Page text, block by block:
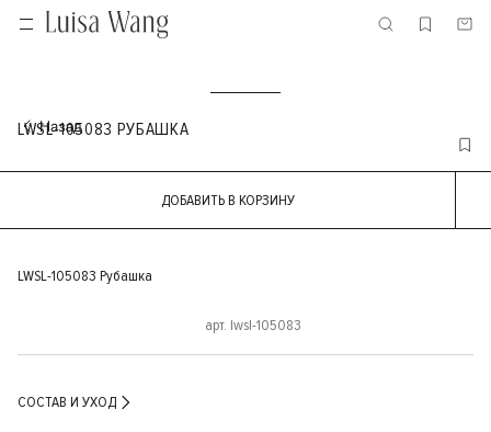
LWSL-105083 РУБАШКА
ДОБАВИТЬ В КОРЗИНУ
LWSL-105083 Рубашка
арт. lwsl-105083
СОСТАВ И УХОД